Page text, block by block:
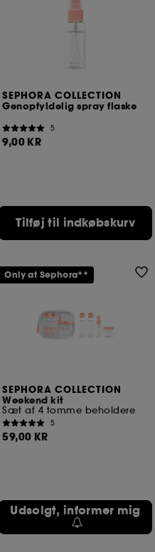
SEPHORA COLLECTION
Genopfyldelig spray flaske
5
9,00 KR
Tilføj til indkøbskurv
SEPHORA COLLECTION
Weekend kit
Sæt af 4 tomme beholdere
5
59,00 KR
Udsolgt, informer mig
Only at Sephora**